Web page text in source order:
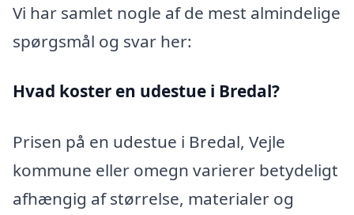
Vi har samlet nogle af de mest almindelige
spørgsmål og svar her:
Hvad koster en udestue i Bredal?
Prisen på en udestue i Bredal, Vejle
kommune eller omegn varierer betydeligt
afhængig af størrelse, materialer og